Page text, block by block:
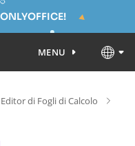
MENU
Editor di Fogli di Calcolo